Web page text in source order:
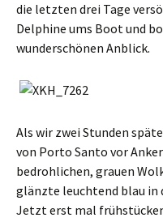
die letzten drei Tage
Delphine ums Boot und
wunderschönen Anblick.
Als wir zwei Stunden
von Porto Santo vor
bedrohlichen, grauen
glänzte leuchtend blau in
Jetzt erst mal